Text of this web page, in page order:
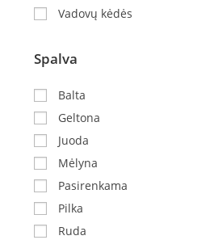
Vadovų kėdės
Spalva
Balta
Geltona
Juoda
Mėlyna
Pasirenkama
Pilka
Ruda